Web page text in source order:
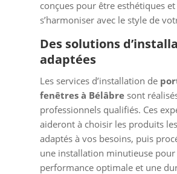
conçues pour être esthétiques et
s’harmoniser avec le style de
Des solutions
adaptées
Les services d’installation de
fenêtres à Bélâbre sont
professionnels qualifiés. Ces
aideront à choisir les produits
adaptés à vos besoins, puis
une installation minutieuse
performance optimale et une